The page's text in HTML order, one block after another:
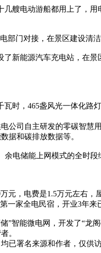
艘电动游船都用上了，
部门对接，在景区建设清
新能源汽车充电站，在
瓦时，465盏风光一体化
司自主研发的零碳智慧
据和碳排放数据等。
电储能上网模式的全时段
元，电费是1.5万元左右
一家全电民宿，开业3年来
”智能微电网，开发了“
。
已署名来源和作者，仅